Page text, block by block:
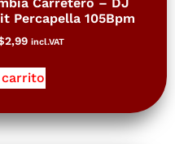
Percapella 105Bpm
2,99 incl.VAT